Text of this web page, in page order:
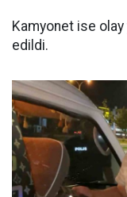
Kamyonet ise olay
edildi.